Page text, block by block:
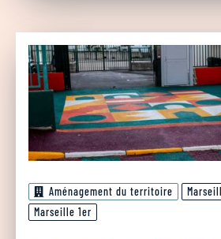
Aménagement du territoire
Marseille 1er